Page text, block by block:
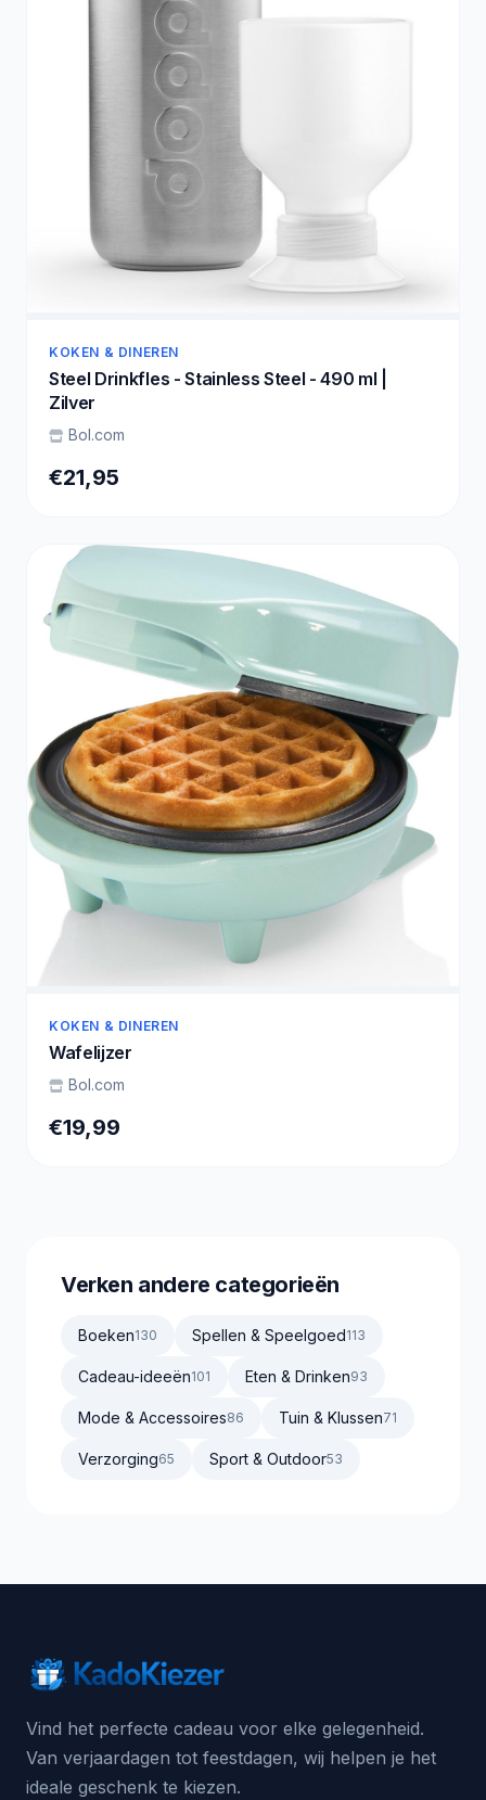
KOKEN & DINEREN
Steel Drinkfles - Stainless Steel - 490 ml |
Zilver
Bol.com
€21,95
KOKEN & DINEREN
Wafelijzer
Bol.com
€19,99
Verken andere categorieën
Boeken130 Spellen & Speelgoed113
Cadeau-ideeën101 Eten & Drinken93
Mode & Accessoires86 Tuin & Klussen71
Verzorging65 Sport & Outdoor53
Vind het perfecte cadeau voor elke gelegenheid.
Van verjaardagen tot feestdagen, wij helpen je het
ideale geschenk te kiezen.